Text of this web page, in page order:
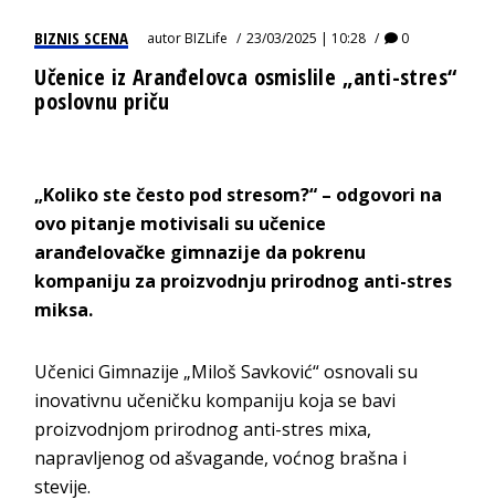
BIZNIS SCENA autorBIZLife 23/03/2025 | 10:28 0
Učenice iz Aranđelovca osmislile „anti-stres“
poslovnu priču
„Koliko ste često pod stresom?“ – odgovori na
ovo pitanje motivisali su učenice
aranđelovačke gimnazije da pokrenu
kompaniju za proizvodnju prirodnog anti-stres
miksa.
Učenici Gimnazije „Miloš Savković“ osnovali su
inovativnu učeničku kompaniju koja se bavi
proizvodnjom prirodnog anti-stres mixa,
napravljenog od ašvagande, voćnog brašna i
stevije.